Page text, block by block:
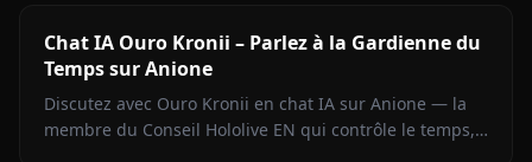
Chat IA Ouro Kronii – Parlez à la Gardienne du
Temps sur Anione
Discutez avec Ouro Kronii en chat IA sur Anione — la
membre du Conseil Hololive EN qui contrôle le temps,